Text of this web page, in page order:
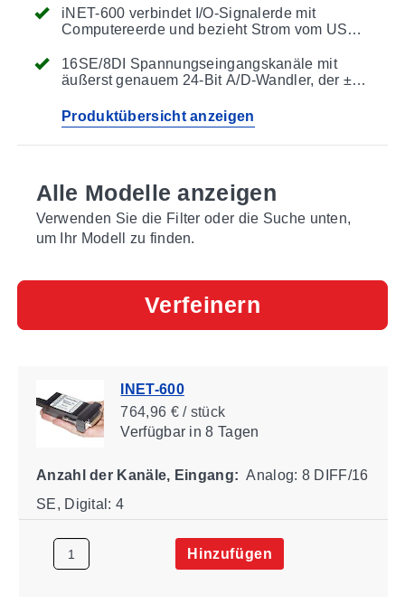
iNET-600 verbindet I/O-Signalerde mit
Computereerde und bezieht Strom vom USB-
16SE/8DI Spannungseingangskanäle mit
äußerst genauem 24-Bit A/D-Wandler, der ±20
I/O (4 mA Sink/Source, 0 bis 3,3V)
Produktübersicht anzeigen
Alle Modelle anzeigen
Verwenden Sie die Filter oder die Suche unten,
um Ihr Modell zu finden.
Verfeinern
INET-600
764,96 € / stück
Verfügbarin 8 Tagen
Anzahl der Kanäle, Eingang: Analog: 8 DIFF/16
SE, Digital: 4
Hinzufügen